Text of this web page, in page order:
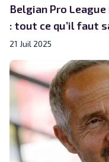
Belgian Pro
: tout ce qu’il faut
21 Juil 2025